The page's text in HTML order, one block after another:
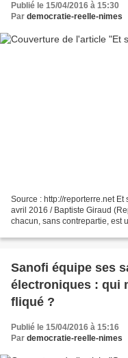
Publié le 15/04/2016 à 15:30
Par democratie-reelle-nimes
Source : http://reporterre.net
avril 2016 / Baptiste Giraud
chacun, sans contrepartie, est
Sanofi équipe ses
électroniques : qui
fliqué ?
Publié le 15/04/2016 à 15:16
Par democratie-reelle-nimes